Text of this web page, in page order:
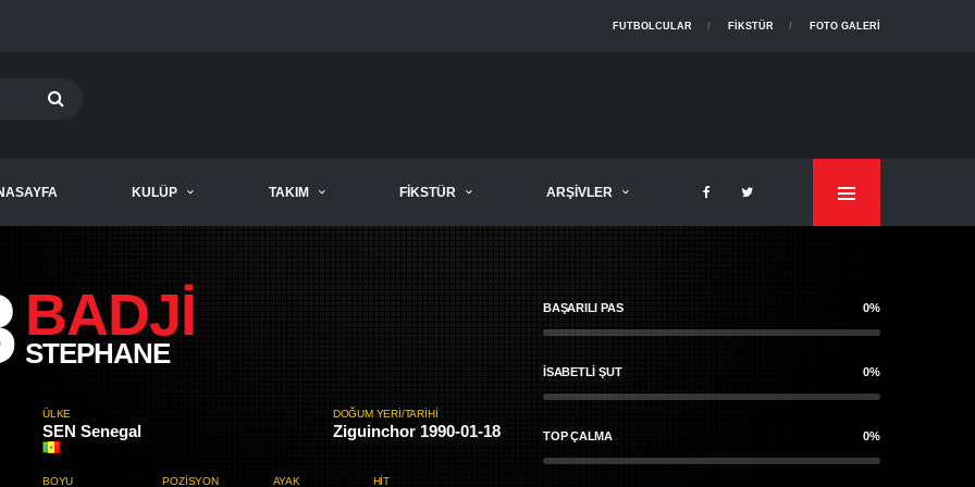
FOTO GALERI
FIKSTÜR
FUTBOLCULAR
KULÜP TAKIM FIKSTÜR ARŞIVLER
BADJI
STEPHANE
ÜLKE
SEN Senegal
DOĞUM YERI/TARIHI
Ziguinchor 1990-01-18
BOYU POZISYON AYAK HIT
BAŞARILI PAS 0%
İSABETLI ŞUT 0%
TOP ÇALMA 0%